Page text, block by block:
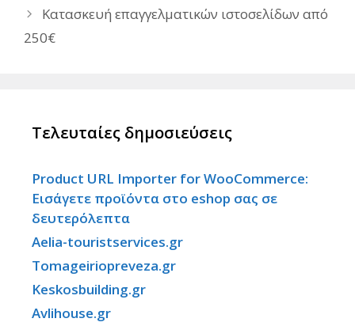
Κατασκευή επαγγελματικών ιστοσελίδων από
250€
Τελευταίες δημοσιεύσεις
Product URL Importer for WooCommerce:
Εισάγετε προϊόντα στο eshop σας σε
δευτερόλεπτα
Aelia-touristservices.gr
Tomageiriopreveza.gr
Keskosbuilding.gr
Avlihouse.gr